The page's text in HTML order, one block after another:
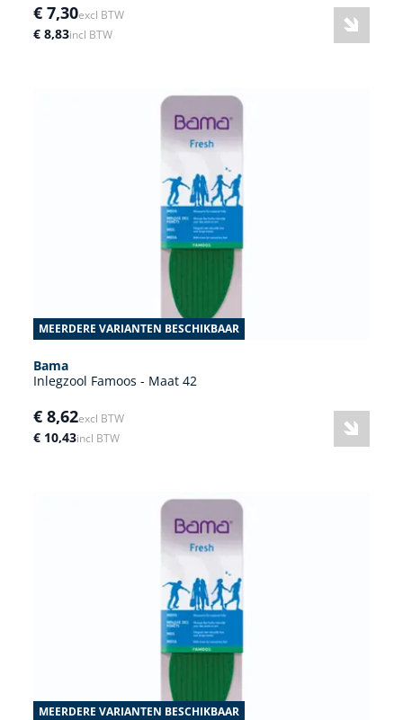
€ 7,30excl BTW
€ 8,83incl BTW
MEERDERE VARIANTEN BESCHIKBAAR
Bama
Inlegzool Famoos - Maat 42
€ 8,62excl BTW
€ 10,43incl BTW
MEERDERE VARIANTEN BESCHIKBAAR